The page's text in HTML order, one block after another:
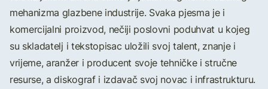
mehanizma glazbene industrije. Svaka pjesma je i
komercijalni proizvod, nečiji poslovni poduhvat u kojeg
su skladatelj i tekstopisac uložili svoj talent, znanje i
vrijeme, aranžer i producent svoje tehničke i stručne
resurse, a diskograf i izdavač svoj novac i infrastrukturu.